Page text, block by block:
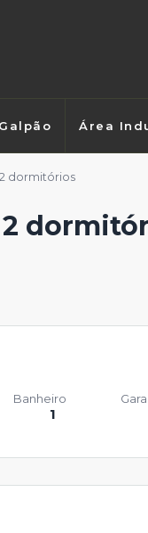
Galpão Área
dormitórios
2
1
Banheiro